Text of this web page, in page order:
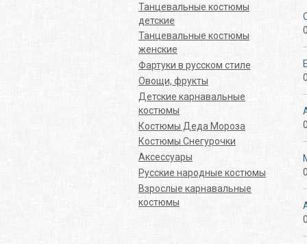
Танцевальные костюмы
детские
Танцевальные костюмы
женские
Фартуки в русском стиле
Овощи, фрукты
Детские карнавальные
костюмы
Костюмы Деда Мороза
Костюмы Снегурочки
Аксессуары
Русские народные костюмы
Взрослые карнавальные
костюмы